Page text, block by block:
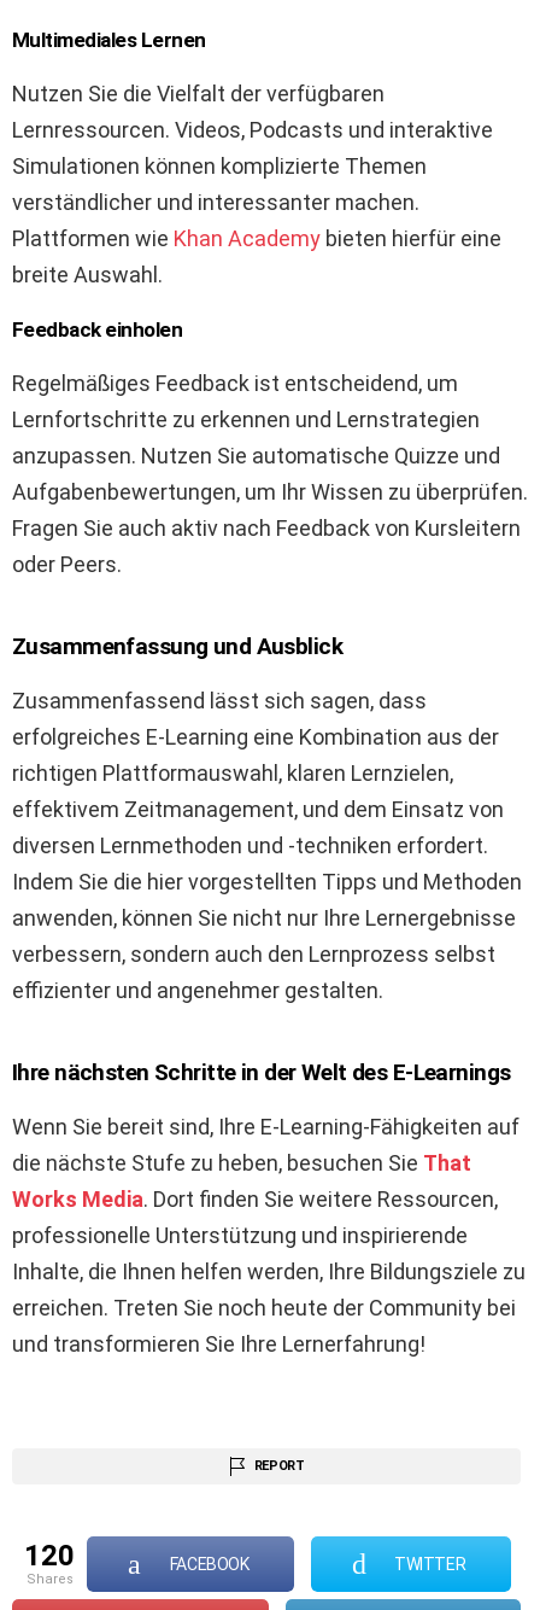
Multimediales Lernen
Nutzen Sie die Vielfalt der verfügbaren
Lernressourcen. Videos, Podcasts und interaktive
Simulationen können komplizierte Themen
verständlicher und interessanter machen.
Plattformen wie Khan Academy bieten hierfür eine
breite Auswahl.
Feedback einholen
Regelmäßiges Feedback ist entscheidend, um
Lernfortschritte zu erkennen und Lernstrategien
anzupassen. Nutzen Sie automatische Quizze und
Aufgabenbewertungen, um Ihr Wissen zu überprüfen.
Fragen Sie auch aktiv nach Feedback von Kursleitern
oder Peers.
Zusammenfassung und Ausblick
Zusammenfassend lässt sich sagen, dass
erfolgreiches E-Learning eine Kombination aus der
richtigen Plattformauswahl, klaren Lernzielen,
effektivem Zeitmanagement, und dem Einsatz von
diversen Lernmethoden und -techniken erfordert.
Indem Sie die hier vorgestellten Tipps und Methoden
anwenden, können Sie nicht nur Ihre Lernergebnisse
verbessern, sondern auch den Lernprozess selbst
effizienter und angenehmer gestalten.
Ihre nächsten Schritte in der Welt des E-Learnings
Wenn Sie bereit sind, Ihre E-Learning-Fähigkeiten auf
die nächste Stufe zu heben, besuchen Sie That
Works Media. Dort finden Sie weitere Ressourcen,
professionelle Unterstützung und inspirierende
Inhalte, die Ihnen helfen werden, Ihre Bildungsziele zu
erreichen. Treten Sie noch heute der Community bei
und transformieren Sie Ihre Lernerfahrung!
REPORT
120
shares
FACEBOOK TWITTER